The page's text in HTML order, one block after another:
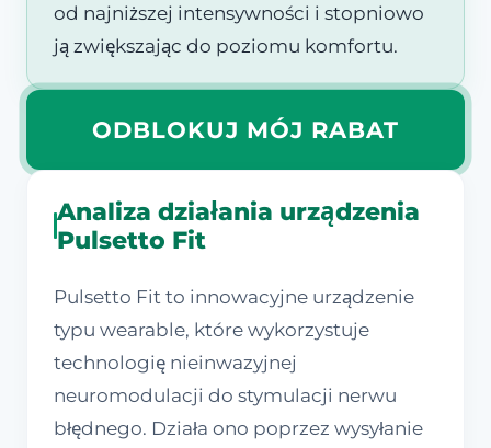
od najniższej intensywności i stopniowo
ją zwiększając do poziomu komfortu.
ODBLOKUJ MÓJ RABAT
Analiza działania urządzenia
Pulsetto Fit
Pulsetto Fit to innowacyjne urządzenie
typu wearable, które wykorzystuje
technologię nieinwazyjnej
neuromodulacji do stymulacji nerwu
błędnego. Działa ono poprzez wysyłanie